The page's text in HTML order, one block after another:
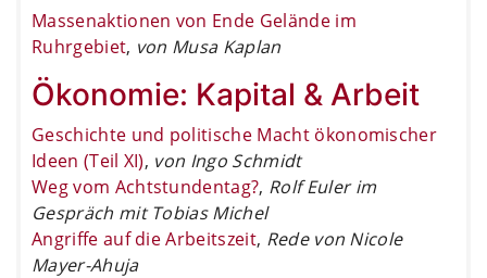
Massenaktionen von Ende Gelände im
Ruhrgebiet, von Musa Kaplan
Ökonomie: Kapital & Arbeit
Geschichte und politische Macht ökonomischer
Ideen (Teil XI), von Ingo Schmidt
Weg vom Achtstundentag?, Rolf Euler im
Gespräch mit Tobias Michel
Angriffe auf die Arbeitszeit, Rede von Nicole
Mayer-Ahuja